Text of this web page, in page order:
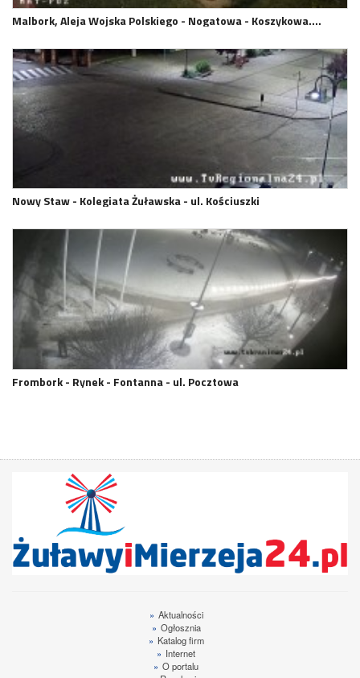
Malbork, Aleja Wojska Polskiego - Nogatowa - Koszykowa.…
Nowy Staw - Kolegiata Żuławska - ul. Kościuszki
Frombork - Rynek - Fontanna - ul. Pocztowa
» Aktualności
» Ogłosznia
» Katalog firm
» Internet
» O portalu